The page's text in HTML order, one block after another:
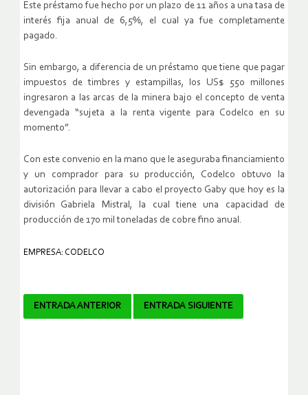
Este préstamo fue hecho por un plazo de 11 años a una tasa de
interés fija anual de 6,5%, el cual ya fue completamente
pagado.
Sin embargo, a diferencia de un préstamo que tiene que pagar
impuestos de timbres y estampillas, los US$ 550 millones
ingresaron a las arcas de la minera bajo el concepto de venta
devengada “sujeta a la renta vigente para Codelco en su
momento”.
Con este convenio en la mano que le aseguraba financiamiento
y un comprador para su producción, Codelco obtuvo la
autorización para llevar a cabo el proyecto Gaby que hoy es la
división Gabriela Mistral, la cual tiene una capacidad de
producción de 170 mil toneladas de cobre fino anual.
EMPRESA: CODELCO
Navegador
ENTRADA ANTERIOR ENTRADA SIGUIENTE